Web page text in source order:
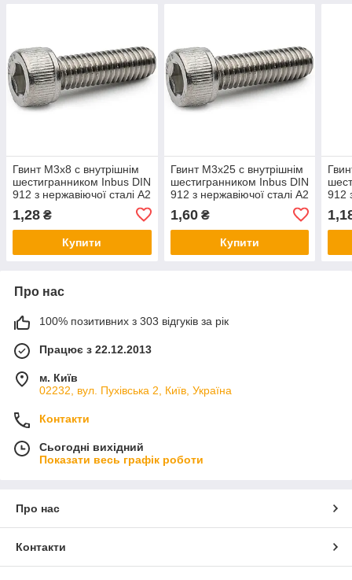
Гвинт М3х8 c внутрішнім
шестигранником Inbus DIN
912 з нержавіючої сталі А2
1,28 ₴
Купити
Гвинт М3х25 c внутрішнім
шестигранником Inbus DIN
912 з нержавіючої сталі А2
1,60₴
Купити
912
Про нас
100% позитивних з 303 відгуків за рік
Працює з 22.12.2013
м. Київ
02232, вул. Пухівська 2, Київ, Україна
Контакти
Сьогодні вихідний
Показати весь графік роботи
Про нас
Контакти